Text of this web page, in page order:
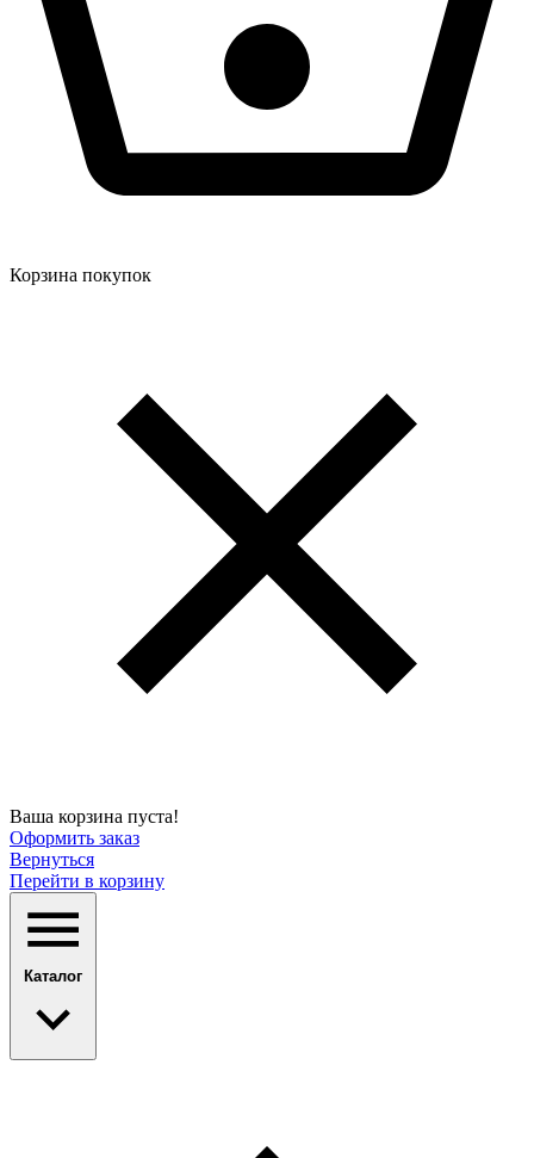
Корзина покупок
Ваша корзина пуста!
Оформить заказ
Вернуться
Перейти в корзину
Каталог